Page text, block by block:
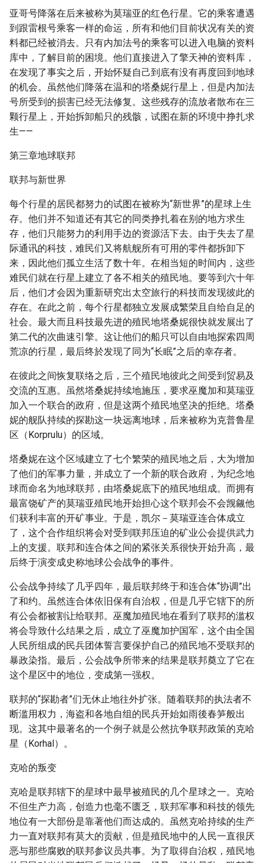
亚哥号降落在后来被称为莫瑞亚的红色行星。它的乘客遭遇
到跟雷根号乘客一样的命运，所有和他们目前状况有关的资
料都已经被消去。只有内加法号的乘客可以进入电脑的资料
库中，了解目前的困境。他们直接进入了擎天神的资料库，
在发现了事实之后，开始怀疑自己到底有没有再度回到地球
的机会。虽然他们降落在温和的塔桑妮行星上，但是内加法
号所受到的损害已经无法修复。这些残存的流放者散布在三
颗行星上，开始拆卸船只的残骸，试图在新的环境中挣扎求
生——
第三章地球联邦
联邦与新世界
每个行星的居民都努力的试图在被称为“新世界”的星球上生
存。他们并不知道还有其它的同类挣扎着在别的地方求生
存，他们只能努力的利用手边的资源活下去。由于失去了星
际通讯的科技，难民们又将航舰所有可用的零件都拆卸下
来，因此他们孤立生活了数十年。在相当短的时间内，这些
难民们就在行星上建立了各不相关的殖民地。要等到六十年
后，他们才会因为重新研究出太空旅行的科技而发现彼此的
存在。在此之前，每个行星都独立发展成繁荣且自给自足的
社会。最大而且科技最先进的殖民地塔桑妮很快就发展出了
第二代的次曲速引擎。这让他们的船只可以自由地探索四周
荒凉的行星，最后终於发现了同为“长眠”之后的幸存者。
在彼此之间恢复联络之后，三个殖民地彼此之间受到贸易及
交流的互惠。虽然塔桑妮持续地施压，要求巫魔加和莫瑞亚
加入一个联合的政府，但是这两个殖民地坚决的拒绝。塔桑
妮的舰队持续的探勘这一块远离地球，后来被称为克普鲁星
区（Korprulu）的区域。
塔桑妮在这个区域建立了七个繁荣的殖民地之后，大为增加
了他们的军事力量，并成立了一个新的联合政府，为纪念地
球而命名为地球联邦，由塔桑妮底下的殖民地组成。而拥有
最富饶矿产的莫瑞亚殖民地开始担心这个联邦会不会觊觎他
们获利丰富的开矿事业。于是，凯尔－莫瑞亚连合体成立
了，这个合作组织将会对受到联邦压迫的矿业公会提供武力
上的支援。联邦和连合体之间的紧张关系很快开始升高，最
后终于演变成史称地球公会战争的事件。
公会战争持续了几乎四年，最后联邦终于和连合体“协调”出
了和约。虽然连合体依旧保有自治权，但是几乎它辖下的所
有公会都被割让给联邦。巫魔加殖民地在看到了联邦的滥权
将会导致什么结果之后，成立了巫魔加护国军，这个由全国
人民所组成的民兵团体誓言要保护自己的殖民地不受联邦的
暴政染指。最后，公会战争所带来的结果是联邦奠立了它在
这个星区中的地位，变成第一强权。
联邦的“探勘者”们无休止地往外扩张。随着联邦的执法者不
断滥用权力，海盗和各地自组的民兵开始如雨後春笋般出
现。这其中最著名的一个例子就是公然抗争联邦政策的克哈
星（Korhal）。
克哈的叛变
克哈是联邦辖下的星球中最早被殖民的几个星球之一。克哈
不但生产力高，创造力也毫不匮乏，联邦军事和科技的领先
地位有一大部份是靠著他们而达成的。虽然克哈持续的生产
力一直对联邦有莫大的贡献，但是殖民地中的人民一直很厌
恶与那些腐败的联邦参议员共事。为了取得自治权，殖民地